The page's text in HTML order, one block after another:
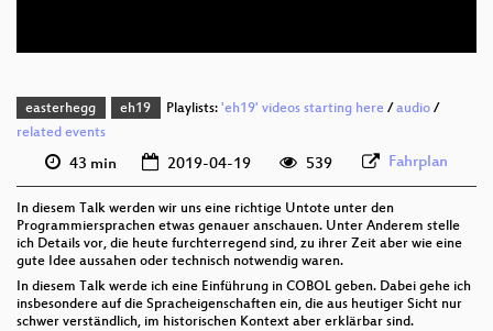
easterhegg eh19 Playlists: 'eh19' videos starting here/ audio/
related events
43 min 2019-04-19 539 Fahrplan
In diesem Talk werden wir uns eine richtige Untote unter den
Programmiersprachen etwas genauer anschauen. Unter Anderem stelle
ich Details vor, die heute furchterregend sind, zu ihrer Zeit aber wie eine
gute Idee aussahen oder technisch notwendig waren.
In diesem Talk werde ich eine Einführung in COBOL geben. Dabei gehe ich
insbesondere auf die Spracheigenschaften ein, die aus heutiger Sicht nur
schwer verständlich, im historischen Kontext aber erklärbar sind.